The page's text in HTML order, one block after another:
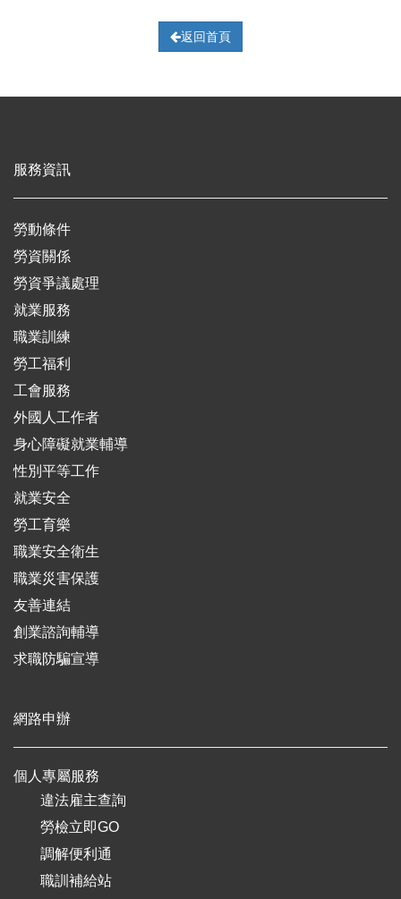
返回首頁
服務資訊
勞動條件
勞資關係
勞資爭議處理
就業服務
職業訓練
勞工福利
工會服務
外國人工作者
身心障礙就業輔導
性別平等工作
就業安全
勞工育樂
職業安全衛生
職業災害保護
友善連結
創業諮詢輔導
求職防騙宣導
網路申辦
個人專屬服務
違法雇主查詢
勞檢立即GO
調解便利通
職訓補給站